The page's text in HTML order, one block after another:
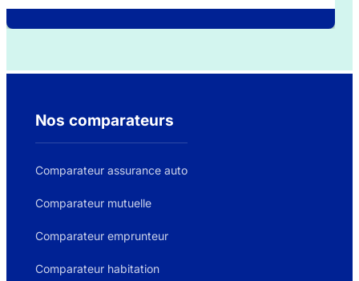
Nos comparateurs
Comparateur assurance auto
Comparateur mutuelle
Comparateur emprunteur
Comparateur habitation